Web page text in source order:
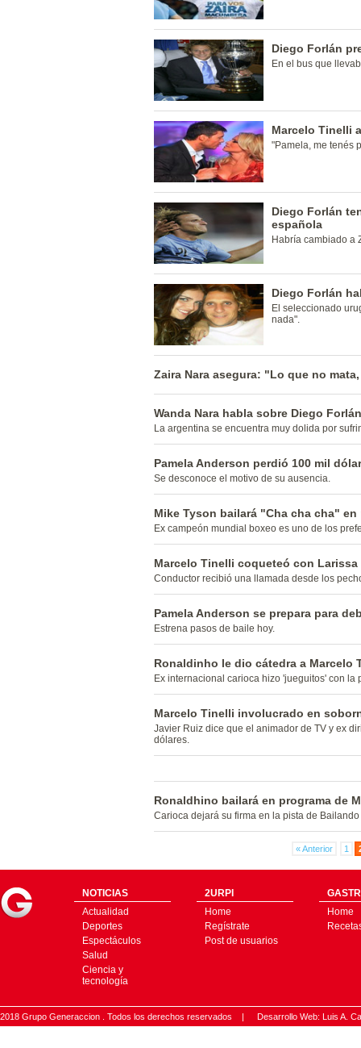
Diego Forlán
En el bus que
Marcelo Tinelli
"Pamela, me tenés
Diego Forlán
española
Habría cambiado a
Diego Forlán
El seleccionado
nada".
Zaira Nara asegura: "Lo que no
Wanda Nara habla sobre Diego Forlán
La argentina se encuentra muy dolida por
Pamela Anderson perdió 100 mil
Se desconoce el motivo de su ausencia.
Mike Tyson bailará "Cha cha cha"
Ex campeón mundial boxeo es uno de los
Marcelo Tinelli coqueteó con Larissa
Conductor recibió una llamada desde los
Pamela Anderson se prepara para
Estrena pasos de baile hoy.
Ronaldinho le dio cátedra a Marcelo
Ex internacional carioca hizo 'jueguitos' con la
Marcelo Tinelli involucrado en
Javier Ruiz dice que el animador de TV y ex
dólares.
Ronaldhino bailará en programa de
Carioca dejará su firma en la pista de
« Anterior 1
NOTICIAS
Actualidad
Deportes
Espectáculos
Salud
Ciencia y
tecnología
2URPI
Home
Regístrate
Post de usuarios
Home
2018 Grupo Generaccion . Todos los derechos reservados | Desarrollo Web: Luis